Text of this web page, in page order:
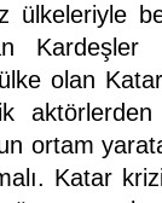
Kardeşler
olan
ortam
Katar